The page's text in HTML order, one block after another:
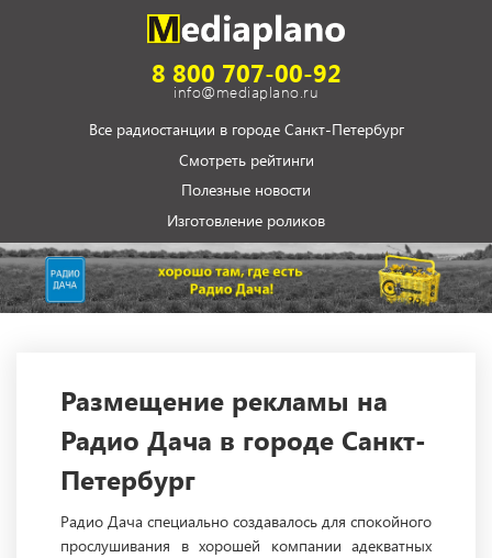
8 800 707-00-92
info@mediaplano.ru
Все радиостанции в городе Санкт-Петербург
Смотреть рейтинги
Полезные новости
Изготовление роликов
Размещение рекламы на
Радио Дача в городе Санкт-
Петербург
Радио Дача специально создавалось для спокойного
прослушивания в хорошей компании адекватных